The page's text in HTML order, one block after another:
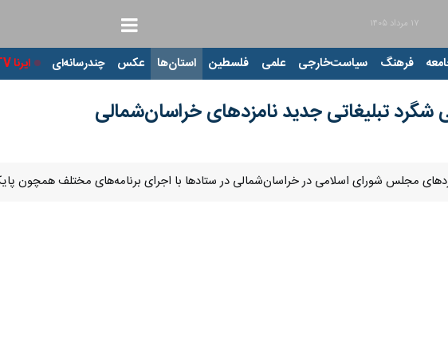
۱۷ مرداد ۱۴۰۵
فرهنگ سیاست‌خارجی علمی فلسطین استان‌ها عکس چندرسانه‌ای ایرنا TV
شگرد تبلیغاتی جدید نامزدهای خراسان‌شمالی